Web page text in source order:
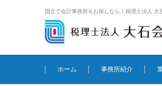
国立で会計事務所をお探しなら！税理士法人 大
ホーム
事務所紹介